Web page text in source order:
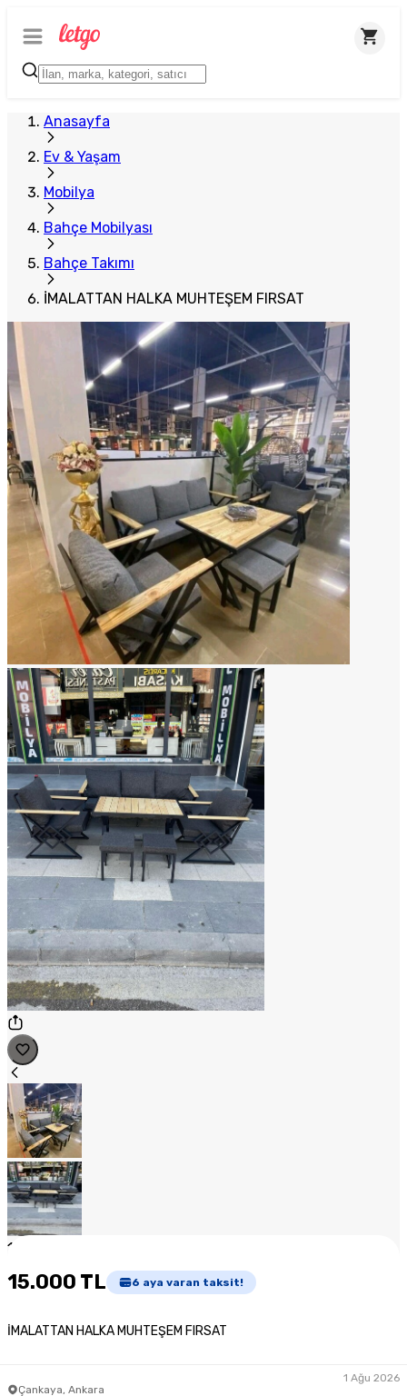
Anasayfa
Ev & Yaşam
Mobilya
Bahçe Mobilyası
Bahçe Takımı
İMALATTAN HALKA MUHTEŞEM FIRSAT
1
15.000 TL 6 aya varan taksit!
İMALATTAN HALKA MUHTEŞEM FIRSAT
Çankaya, Ankara
1 Ağu 2026